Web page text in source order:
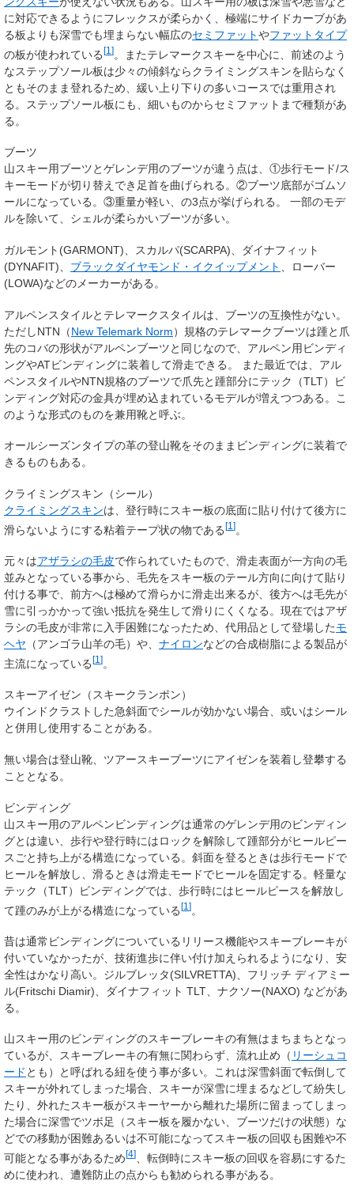
に対応できるようにフレックスが柔らかく、極端にサイドカーブがあ
る板よりも深雪でも埋まらない幅広のセミファットやファットタイプ
の板が使われている [1 ] 。またテレマークスキーを中心に、前述のよう
なステップソール板は少々の傾斜ならクライミングスキンを貼らなく
ともそのまま登れるため、緩い上り下りの多いコースでは重用され
る。ステップソール板にも、細いものからセミファットまで種類があ
る。
ブーツ
山スキー用ブーツとゲレンデ用のブーツが違う点は、①歩行モード/ス
キーモードが切り替えでき足首を曲げられる。②ブーツ底部がゴムソ
ールになっている。③重量が軽い、の3点が挙げられる。 一部のモデ
ルを除いて、シェルが柔らかいブーツが多い。
ガルモント(GARMONT)、スカルパ(SCARPA)、ダイナフィット
(DYNAFIT)、 ブラックダイヤモンド・イクイップメント
、ローバー
(LOWA)などのメーカーがある。
アルペンスタイルとテレマークスタイルは、ブーツの互換性がない。
ただしNTN（New Telemark Norm）規格のテレマークブーツは踵と爪
先のコバの形状がアルペンブーツと同じなので、アルペン用ビンディ
ングやATビンディングに装着して滑走できる。 また最近では、アル
ペンスタイルやNTN規格のブーツで爪先と踵部分にテック（TLT）ビ
ンディング対応の金具が埋め込まれているモデルが増えつつある。こ
のような形式のものを兼用靴と呼ぶ。
オールシーズンタイプの革の登山靴をそのままビンディングに装着で
きるものもある。
クライミングスキン（シール）
クライミングスキンは、登行時にスキー板の底面に貼り付けて後方に
滑らないようにする粘着テープ状の物である[1 ]。
元々はアザラシの毛皮で作られていたもので、滑走表面が一方向の毛
並みとなっている事から、毛先をスキー板のテール方向に向けて貼り
付ける事で、前方へは極めて滑らかに滑走出来るが、後方へは毛先が
雪に引っかかって強い抵抗を発生して滑りにくくなる。現在ではアザ
ラシの毛皮が非常に入手困難になったため、代用品として登場したモ
ヘヤ （アンゴラ山羊の毛）や、 ナイロンなどの合成樹脂による製品が
主流になっている [1 ] 。
スキーアイゼン（スキークランポン）
ウインドクラストした急斜面でシールが効かない場合、或いはシール
と併用し使用することがある。
無い場合は登山靴、ツアースキーブーツにアイゼンを装着し登攀する
こととなる。
ビンディング
山スキー用のアルペンビンディングは通常のゲレンデ用のビンディン
グとは違い、歩行や登行時にはロックを解除して踵部分がヒールピー
スごと持ち上がる構造になっている。斜面を登るときは歩行モードで
ヒールを解放し、滑るときは滑走モードでヒールを固定する。軽量な
テック（TLT）ビンディングでは、歩行時にはヒールピースを解放し
て踵のみが上がる構造になっている[1 ]。
昔は通常ビンディングについているリリース機能やスキーブレーキが
付いていなかったが、技術進歩に伴い付け加えられるようになり、安
全性はかなり高い。ジルブレッタ(SILVRETTA)、フリッチ ディアミー
ル(Fritschi Diamir)、ダイナフィット TLT、ナクソー(NAXO) などがあ
る。
山スキー用のビンディングのスキーブレーキの有無はまちまちとなっ
ているが、スキーブレーキの有無に関わらず、 流れ止め（ リーシュコ
ード とも）
と呼ばれる紐を使う事が多い。これは深雪斜面で転倒して
スキーが外れてしまった場合、スキーが深雪に埋まるなどして紛失し
たり、外れたスキー板がスキーヤーから離れた場所に留まってしまっ
た場合に深雪でツボ足（スキー板を履かない、ブーツだけの状態）な
どでの移動が困難あるいは不可能になってスキー板の回収も困難や不
可能となる事があるため[4]
、転倒時にスキー板の回収を容易にするた
めに使われ、遭難防止の点からも勧められる事がある。